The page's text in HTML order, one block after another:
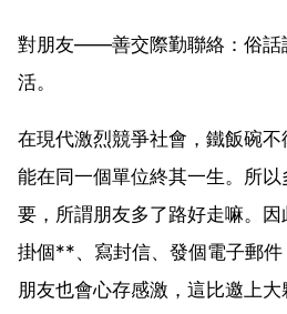
對朋友——善交際勤聯絡：俗話
活。
在現代激烈競爭社會，鐵飯碗
能在同一個單位終其一生。所
要，所謂朋友多了路好走嘛。
掛個**、寫封信、發個電子郵件
朋友也會心存感激，這比邀上大